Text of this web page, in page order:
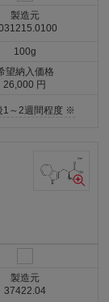
製造元
100g
望納入価格
26,000 円
1～2週間程度 ※
製造元
37422.04